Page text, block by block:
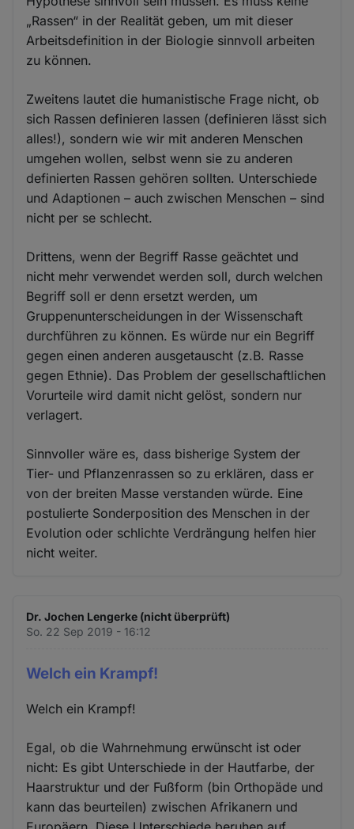
„Rassen“ in der Realität geben, um mit dieser
Arbeitsdefinition in der Biologie sinnvoll arbeiten
zu können.
Zweitens lautet die humanistische Frage nicht, ob
sich Rassen definieren lassen (definieren lässt sich
alles!), sondern wie wir mit anderen Menschen
umgehen wollen, selbst wenn sie zu anderen
definierten Rassen gehören sollten. Unterschiede
und Adaptionen – auch zwischen Menschen – sind
nicht per se schlecht.
Drittens, wenn der Begriff Rasse geächtet und
nicht mehr verwendet werden soll, durch welchen
Begriff soll er denn ersetzt werden, um
Gruppenunterscheidungen in der Wissenschaft
durchführen zu können. Es würde nur ein Begriff
gegen einen anderen ausgetauscht (z.B. Rasse
gegen Ethnie). Das Problem der gesellschaftlichen
Vorurteile wird damit nicht gelöst, sondern nur
verlagert.
Sinnvoller wäre es, dass bisherige System der
Tier- und Pflanzenrassen so zu erklären, dass er
von der breiten Masse verstanden würde. Eine
postulierte Sonderposition des Menschen in der
Evolution oder schlichte Verdrängung helfen hier
nicht weiter.
Dr. Jochen Lengerke (nicht überprüft)
So. 22 Sep 2019 - 16:12
Welch ein Krampf!
Welch ein Krampf!
Egal, ob die Wahrnehmung erwünscht ist oder
nicht: Es gibt Unterschiede in der Hautfarbe, der
Haarstruktur und der Fußform (bin Orthopäde und
kann das beurteilen) zwischen Afrikanern und